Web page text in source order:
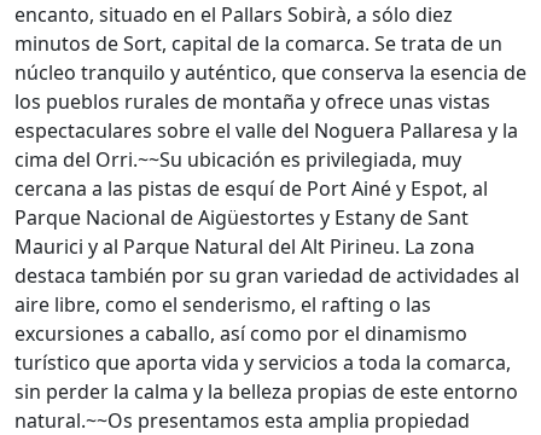
encanto, situado en el Pallars Sobirà, a sólo diez
minutos de Sort, capital de la comarca. Se trata de un
núcleo tranquilo y auténtico, que conserva la esencia de
los pueblos rurales de montaña y ofrece unas vistas
espectaculares sobre el valle del Noguera Pallaresa y la
cima del Orri.~~Su ubicación es privilegiada, muy
cercana a las pistas de esquí de Port Ainé y Espot, al
Parque Nacional de Aigüestortes y Estany de Sant
Maurici y al Parque Natural del Alt Pirineu. La zona
destaca también por su gran variedad de actividades al
aire libre, como el senderismo, el rafting o las
excursiones a caballo, así como por el dinamismo
turístico que aporta vida y servicios a toda la comarca,
sin perder la calma y la belleza propias de este entorno
natural.~~Os presentamos esta amplia propiedad